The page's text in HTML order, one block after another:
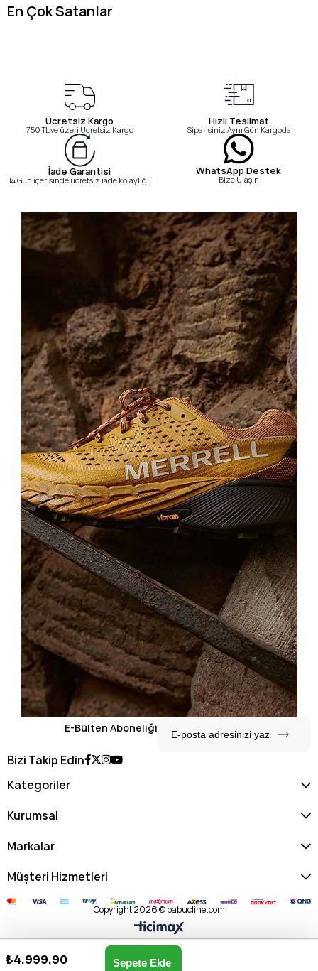
En Çok Satanlar
Ücretsiz Kargo
750 TL ve üzeri Ücretsiz Kargo
Hızlı Teslimat
Siparişiniz Aynı Gün Kargoda
İade Garantisi
14 Gün içerisinde ücretsiz iade kolaylığı!
WhatsApp Destek
Bize Ulaşın
E-Bülten Aboneliği
Bizi Takip Edin
Kategoriler
Kurumsal
Markalar
Müşteri Hizmetleri
Copyright 2026 © pabucline.com
Kadın Omuz Çantası US25656-KOYU TAŞ
₺4.999,90
Anasayfa Favorilerim